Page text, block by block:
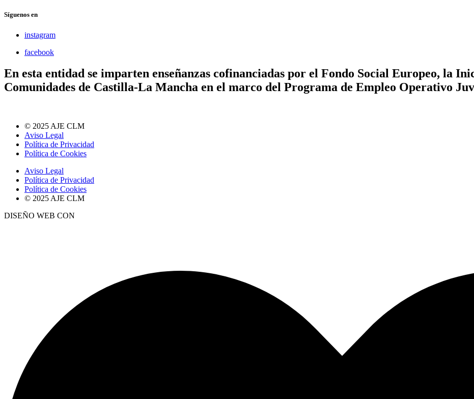
Síguenos en
instagram
facebook
En esta entidad se imparten enseñanzas cofinanciadas por el Fondo Social Europeo, la
Comunidades de Castilla-La Mancha en el marco del Programa de Empleo Operativo
© 2025 AJE CLM
Aviso Legal
Política de Privacidad
Política de Cookies
Aviso Legal
Política de Privacidad
Política de Cookies
© 2025 AJE CLM
DISEÑO WEB CON